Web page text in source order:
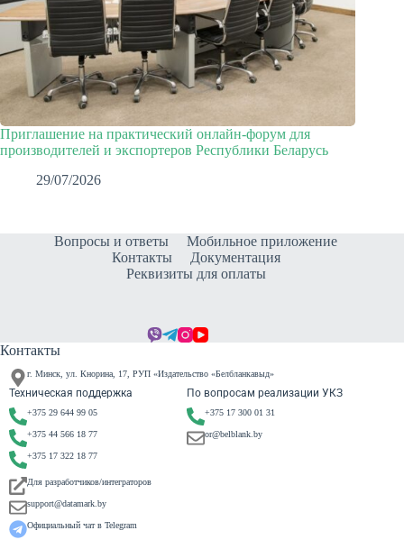
Приглашение на практический онлайн-форум для
производителей и экспортеров Республики Беларусь
29/07/2026
Вопросы и ответы
Мобильное приложение
Контакты
Документация
Реквизиты для оплаты
Контакты
г. Минск, ул. Кнорина, 17, РУП «Издательство «Белбланкавыд»
Техническая поддержка
+375 29 644 99 05
+375 44 566 18 77
+375 17 322 18 77
Для разработчиков/интеграторов
support@datamark.by
Официальный чат в Telegram
По вопросам реализации УКЗ
+375 17 300 01 31
or@belblank.by